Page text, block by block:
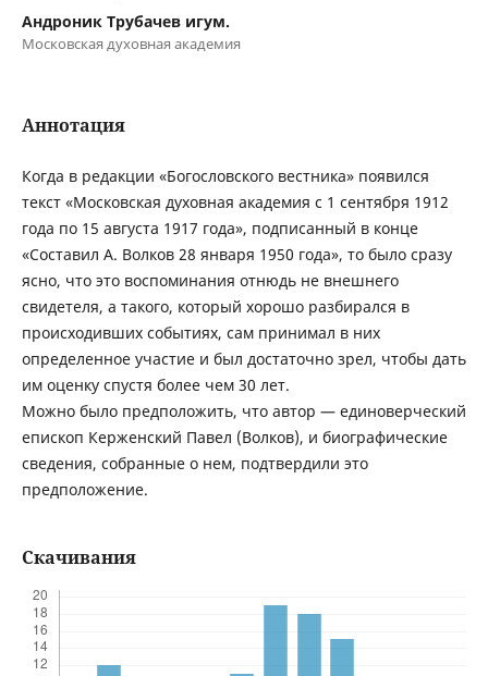
Андроник Трубачев игум.
Московская духовная академия
Аннотация
Когда в редакции «Богословского вестника» появился
текст «Московская духовная академия с 1 сентября 1912
года по 15 августа 1917 года», подписанный в конце
«Составил А. Волков 28 января 1950 года», то было сразу
ясно, что это воспоминания отнюдь не внешнего
свидетеля, а такого, который хорошо разбирался в
происходивших событиях, сам принимал в них
определенное участие и был достаточно зрел, чтобы дать
им оценку спустя более чем 30 лет.
Можно было предположить, что автор — единоверческий
епископ Керженский Павел (Волков), и биографические
сведения, собранные о нем, подтвердили это
предположение.
Скачивания